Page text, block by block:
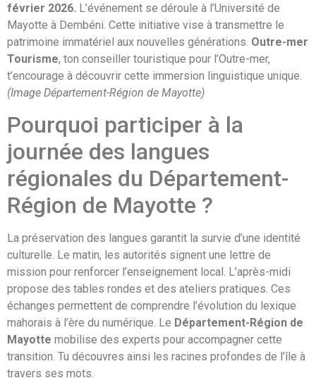
février 2026. L’événement se déroule à l’Université de
Mayotte à Dembéni. Cette initiative vise à transmettre le
patrimoine immatériel aux nouvelles générations. Outre-mer
Tourisme, ton conseiller touristique pour l’Outre-mer,
t’encourage à découvrir cette immersion linguistique unique.
(Image Département-Région de Mayotte)
Pourquoi participer à la
journée des langues
régionales du Département-
Région de Mayotte ?
La préservation des langues garantit la survie d’une identité
culturelle. Le matin, les autorités signent une lettre de
mission pour renforcer l’enseignement local. L’après-midi
propose des tables rondes et des ateliers pratiques. Ces
échanges permettent de comprendre l’évolution du lexique
mahorais à l’ère du numérique. Le Département-Région de
Mayotte mobilise des experts pour accompagner cette
transition. Tu découvres ainsi les racines profondes de l’île à
travers ses mots.